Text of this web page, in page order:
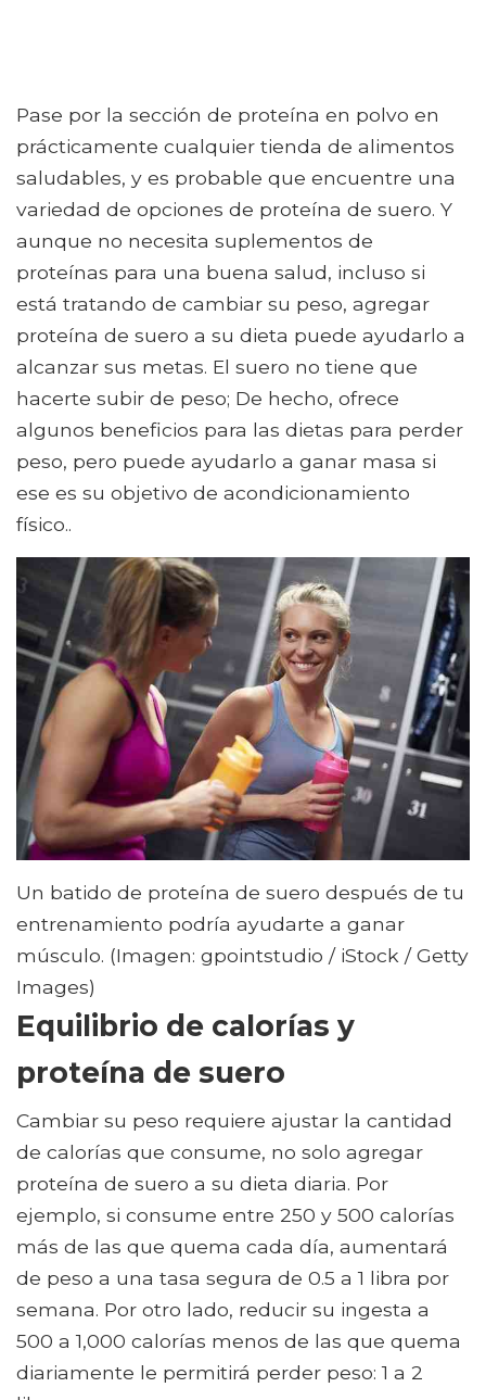
Pase por la sección de proteína en polvo en
prácticamente cualquier tienda de alimentos
saludables, y es probable que encuentre una
variedad de opciones de proteína de suero. Y
aunque no necesita suplementos de
proteínas para una buena salud, incluso si
está tratando de cambiar su peso, agregar
proteína de suero a su dieta puede ayudarlo a
alcanzar sus metas. El suero no tiene que
hacerte subir de peso; De hecho, ofrece
algunos beneficios para las dietas para perder
peso, pero puede ayudarlo a ganar masa si
ese es su objetivo de acondicionamiento
físico..
Un batido de proteína de suero después de tu
entrenamiento podría ayudarte a ganar
músculo. (Imagen: gpointstudio / iStock / Getty
Images)
Equilibrio de calorías y
proteína de suero
Cambiar su peso requiere ajustar la cantidad
de calorías que consume, no solo agregar
proteína de suero a su dieta diaria. Por
ejemplo, si consume entre 250 y 500 calorías
más de las que quema cada día, aumentará
de peso a una tasa segura de 0.5 a 1 libra por
semana. Por otro lado, reducir su ingesta a
500 a 1,000 calorías menos de las que quema
diariamente le permitirá perder peso: 1 a 2